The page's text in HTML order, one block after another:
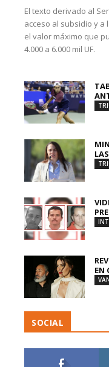
El texto derivado al
acceso al subsidio y a
el valor máximo que
4.000 a 6.000 mil UF.
EN
SOCIAL